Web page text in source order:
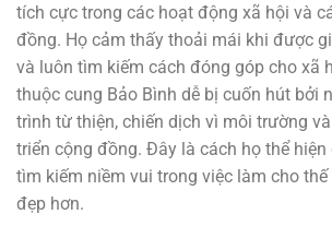
tích cực trong các hoạt động xã hội và
đồng. Họ cảm thấy thoải mái khi được
và luôn tìm kiếm cách đóng góp cho xã
thuộc cung Bảo Bình dễ bị cuốn hút bởi
trình từ thiện, chiến dịch vì môi trường
triển cộng đồng. Đây là cách họ thể
tìm kiếm niềm vui trong việc làm cho
đẹp hơn.